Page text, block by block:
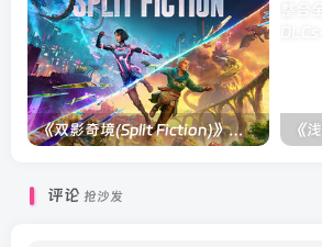
《双影奇境(Split Fiction)》单机版/联机版[v1.0 单机版/联机版]
评论 抢沙发